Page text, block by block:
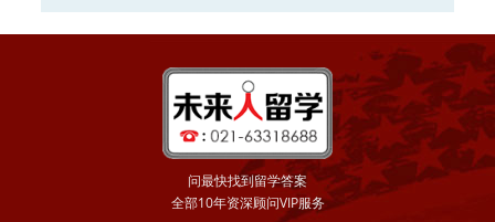
问最快找到留学答案
全部10年资深顾问VIP服务